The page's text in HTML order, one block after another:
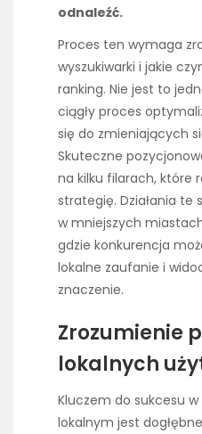
odnaleźć.
Proces ten wymaga
wyszukiwarki i jakie
ranking. Nie jest to
ciągły proces
się do zmieniających
Skuteczne
na kilku filarach, które
strategię. Działania te
w mniejszych
gdzie konkurencja
lokalne zaufanie i
znaczenie.
Zrozumienie
lokalnych
Kluczem do sukcesu
lokalnym jest